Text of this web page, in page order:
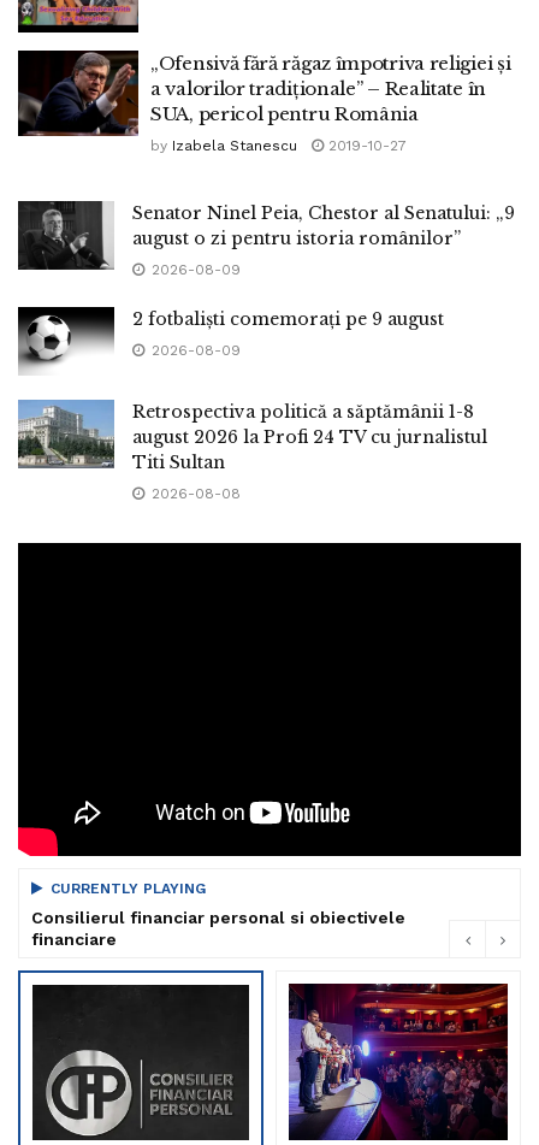
„Ofensivă fără răgaz împotriva religiei și
a valorilor tradiționale” – Realitate în
SUA, pericol pentru România
by Izabela Stanescu 2019-10-27
Senator Ninel Peia, Chestor al Senatului: „9
august o zi pentru istoria românilor”
2026-08-09
2 fotbaliști comemorați pe 9 august
2026-08-09
Retrospectiva politică a săptămânii 1-8
august 2026 la Profi 24 TV cu jurnalistul
Titi Sultan
2026-08-08
CURRENTLY PLAYING
Consilierul financiar personal si obiectivele
financiare